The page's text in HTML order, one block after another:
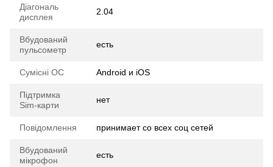
Діагональ
дисплея
2.04
Вбудований
пульсометр
есть
Сумісні ОС Android и iOS
Підтримка
Sim-карти
нет
Повідомлення принимает со всех соц сетей
Вбудований
мікрофон
есть